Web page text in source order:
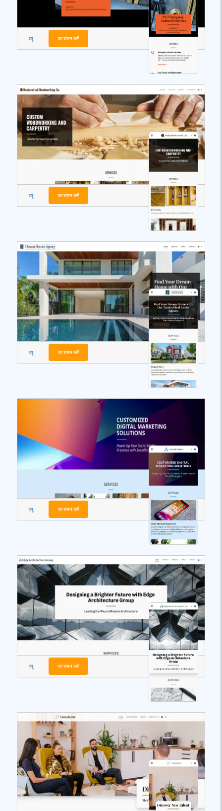
व्यू का चयन करें
व्यू का चयन करें
व्यू का चयन करें
व्यू का चयन करें
व्यू का चयन करें